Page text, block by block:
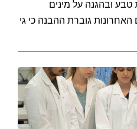
ובהגנה על מינים
גוברת ההבנה כי גי